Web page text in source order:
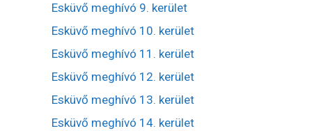
Esküvő meghívó 9. kerület
Esküvő meghívó 10. kerület
Esküvő meghívó 11. kerület
Esküvő meghívó 12. kerület
Esküvő meghívó 13. kerület
Esküvő meghívó 14. kerület